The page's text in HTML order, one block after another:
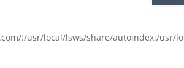
:/usr/local/lsws/share/autoindex:/